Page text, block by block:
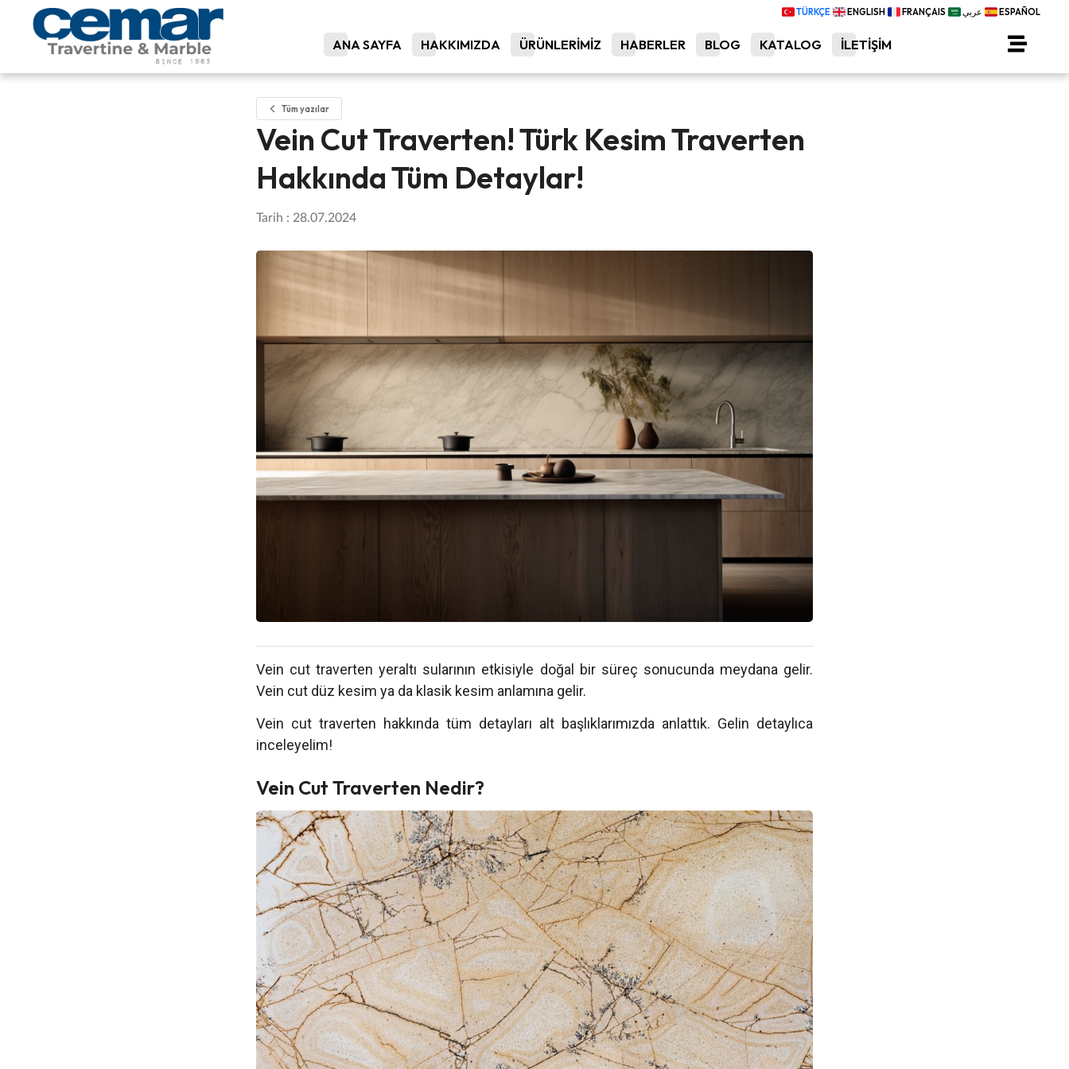
ANA SAYFA HAKKIMIZDA ÜRÜNLERİMİZ HABERLER BLOG KATALOG İLETİŞİM
TÜRKÇE ENGLISH FRANÇAIS عربي ESPAÑOL
Tüm yazılar
Vein Cut Traverten! Türk Kesim Traverten
Hakkında Tüm Detaylar!
Tarih : 28.07.2024
Vein cut traverten yeraltı sularının etkisiyle doğal bir süreç sonucunda meydana gelir.
Vein cut düz kesim ya da klasik kesim anlamına gelir.
Vein cut traverten hakkında tüm detayları alt başlıklarımızda anlattık. Gelin detaylıca
inceleyelim!
Vein Cut Traverten Nedir?